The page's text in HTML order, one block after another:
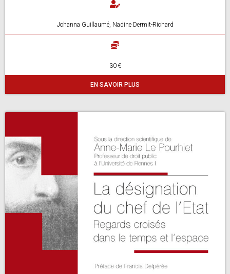
Johanna Guillaumé, Nadine Dermit-Richard
30 €
EN SAVOIR PLUS